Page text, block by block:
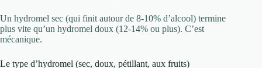
Un hydromel sec (qui finit autour de 8-10% d’alcool) termine
plus vite qu’un hydromel doux (12-14% ou plus). C’est
mécanique.
Le type d’hydromel (sec, doux, pétillant, aux fruits)